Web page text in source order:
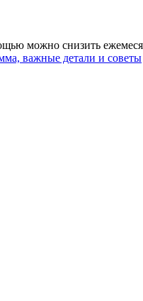
можно снизить
важные детали и советы